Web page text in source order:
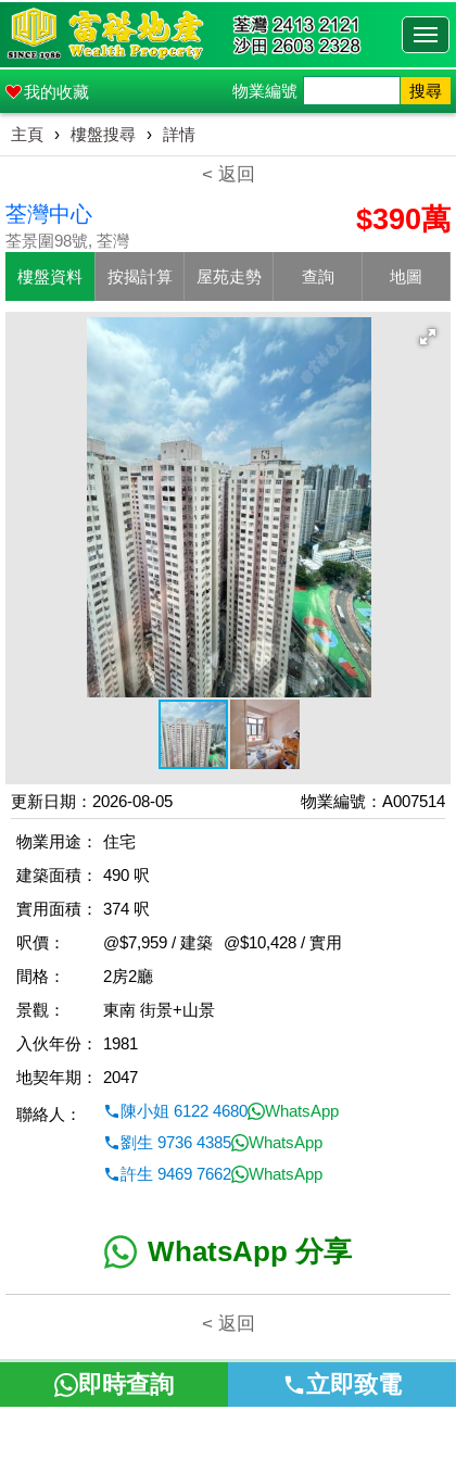
我的收藏 物業編號 搜尋
主頁 › 樓盤搜尋 › 詳情
< 返回
荃灣中心
荃景圍98號, 荃灣
$390萬
樓盤資料 按揭計算 屋苑走勢 查詢 地圖
更新日期：2026-08-05 物業編號：A007514
物業用途：
住宅
建築面積：
490 呎
實用面積：
374 呎
呎價：
@$7,959 / 建築
@$10,428 / 實用
間格：
2房2廳
景觀：
東南 街景+山景
入伙年份：
1981
地契年期：
2047
聯絡人：
陳小姐 6122 4680
WhatsApp
劉生 9736 4385
WhatsApp
許生 9469 7662
WhatsApp
WhatsApp 分享
< 返回
即時查詢 立即致電
本網頁所提供資料僅作參考用途。若因錯漏而引致任何不便或損